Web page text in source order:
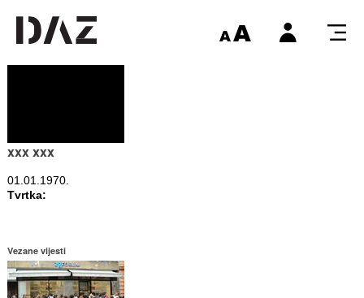
xxx xxx
01.01.1970.
Tvrtka:
Vezane vijesti